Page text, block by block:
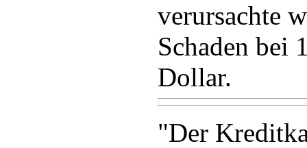
verursachte
Schaden bei
Dollar.
"Der